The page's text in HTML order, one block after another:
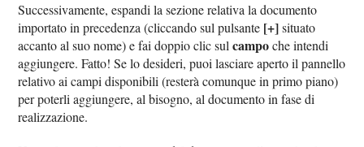
Successivamente, espandi la sezione relativa la documento
importato in precedenza (cliccando sul pulsante [+]situato
accanto al suo nome) e fai doppio clic sulcampoche intendi
aggiungere. Fatto! Se lo desideri, puoi lasciare aperto il pannello
relativo ai campi disponibili (resterà comunque in primo piano)
per poterli aggiungere, al bisogno, al documento in fase di
realizzazione.